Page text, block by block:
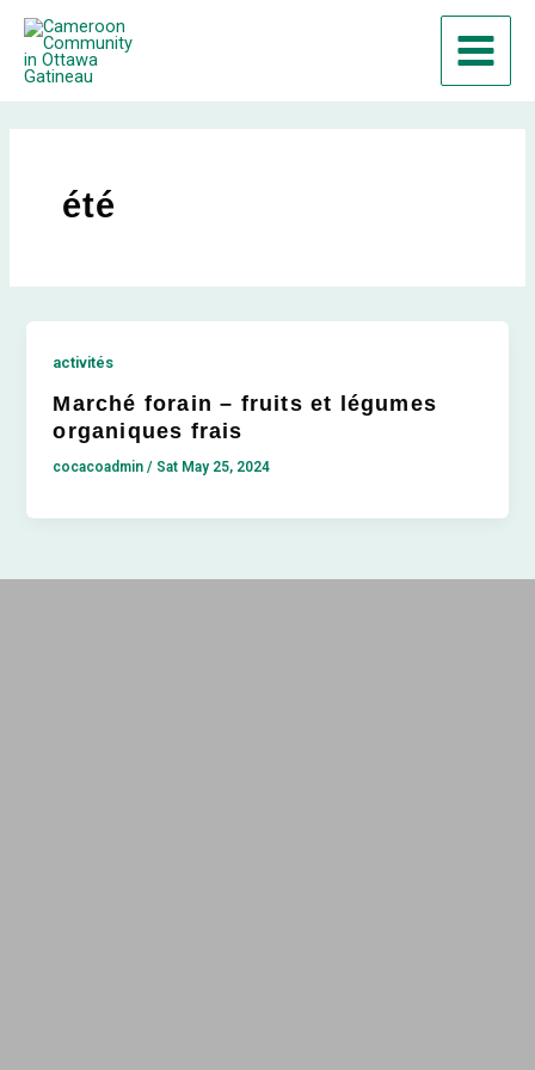
Skip
content
Main
Menu
été
activités
Marché forain – fruits et légumes
organiques frais
cocacoadmin/ Sat May 25, 2024